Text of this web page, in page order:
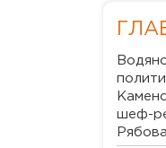
шеф-
Рябова